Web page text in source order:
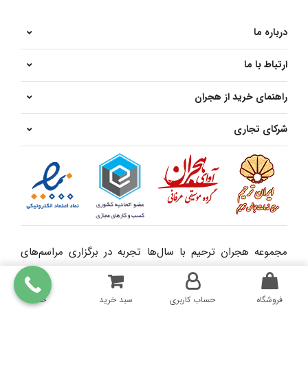
درباره ما
ارتباط با ما
راهنمای خرید از هجران
شرکای تجاری
مجموعه هجران ترحیم با سال‌ها تجربه در برگزاری مراسم‌های
ختم و یادبود، به عنوان یکی از معتبرترین مراکز خدمات ترحیم در
تهران و بهشت زهرا شناخته می‌شود. ما در کنار خانواده‌های
داغدار هستیم تا تمامی مراحل برگزاری مراسم با نظم، احترام و
فروشگاه حساب کاربری سبد خرید خانه